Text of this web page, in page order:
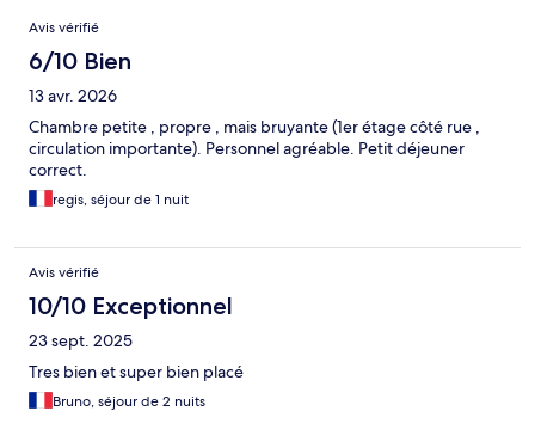
Avis
Avis vérifié
6/10 Bien
13 avr. 2026
Chambre petite , propre , mais bruyante (1er étage côté rue ,
circulation importante). Personnel agréable. Petit déjeuner
correct.
regis, séjour de 1 nuit
Avis vérifié
10/10 Exceptionnel
23 sept. 2025
Tres bien et super bien placé
Bruno, séjour de 2 nuits